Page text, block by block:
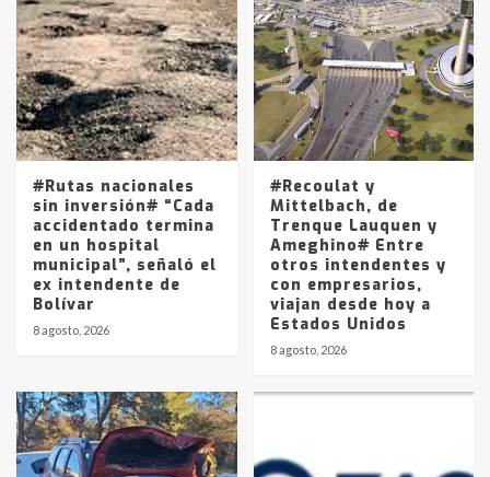
4
joven de Trenque Lauquen
5
Los precios de los combustibles en
La Pampa, desde YPF hasta Axion
entre 857 a 1338 pesos
#Rutas nacionales
sin inversión# “Cada
accidentado termina
en un hospital
municipal”, señaló el
ex intendente de
Bolívar
8 agosto, 2026
#Recoulat y
Mittelbach, de
Trenque Lauquen y
Ameghino# Entre
otros intendentes y
con empresarios,
viajan desde hoy a
Estados Unidos
8 agosto, 2026